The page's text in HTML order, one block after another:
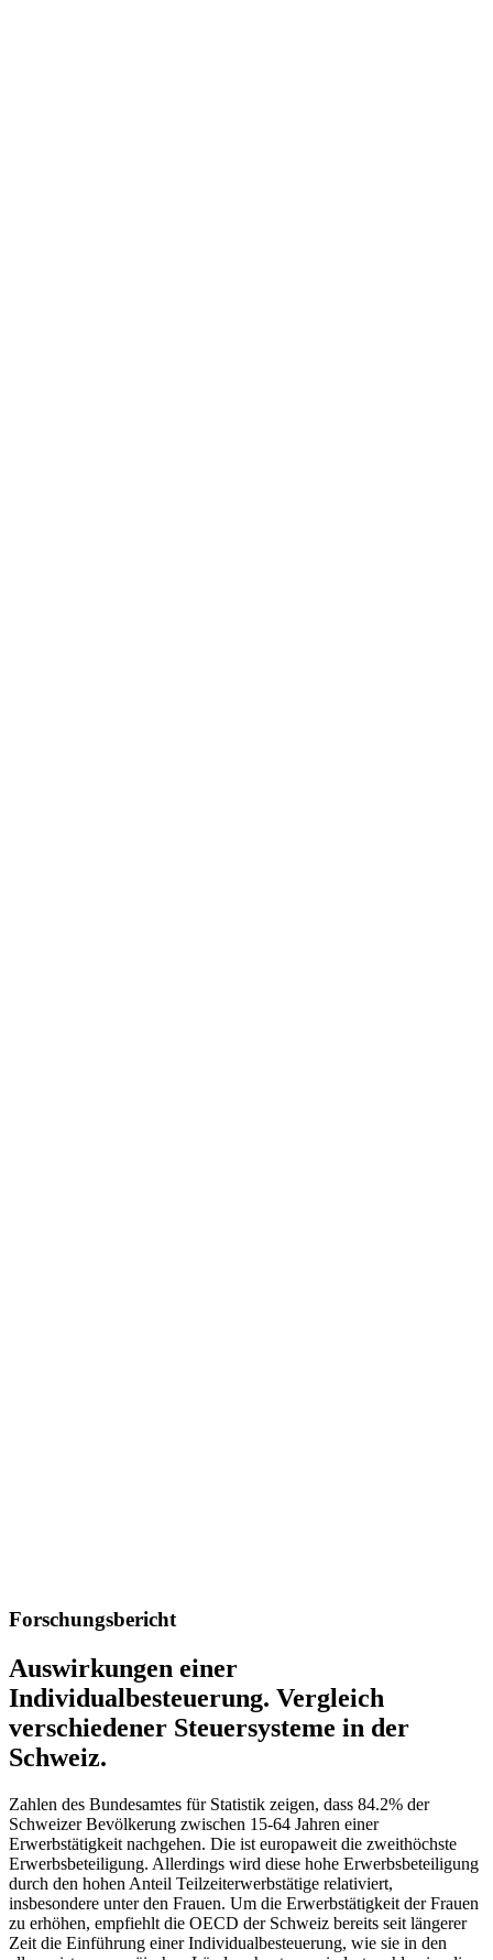
Forschungsbericht
Auswirkungen einer
Individualbesteuerung. Vergleich
verschiedener Steuersysteme in der
Schweiz.
Zahlen des Bundesamtes für Statistik zeigen, dass 84.2% der
Schweizer Bevölkerung zwischen 15-64 Jahren einer
Erwerbstätigkeit nachgehen. Die ist europaweit die zweithöchste
Erwerbsbeteiligung. Allerdings wird diese hohe Erwerbsbeteiligung
durch den hohen Anteil Teilzeiterwerbstätige relativiert,
insbesondere unter den Frauen. Um die Erwerbstätigkeit der Frauen
zu erhöhen, empfiehlt die OECD der Schweiz bereits seit längerer
Zeit die Einführung einer Individualbesteuerung, wie sie in den